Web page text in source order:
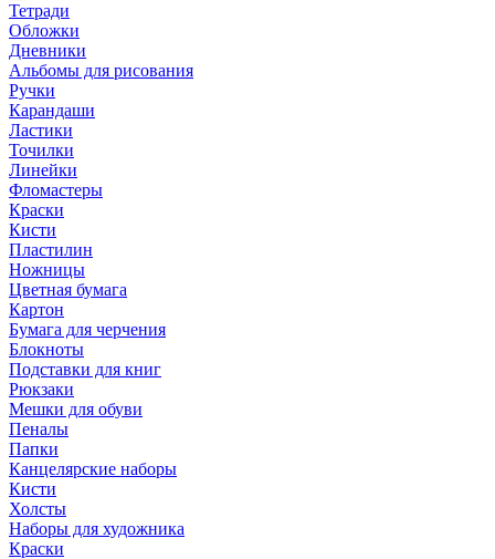
Тетради
Обложки
Дневники
Альбомы для рисования
Ручки
Карандаши
Ластики
Точилки
Линейки
Фломастеры
Краски
Кисти
Пластилин
Ножницы
Цветная бумага
Картон
Бумага для черчения
Блокноты
Подставки для книг
Рюкзаки
Мешки для обуви
Пеналы
Папки
Канцелярские наборы
Кисти
Холсты
Наборы для художника
Краски